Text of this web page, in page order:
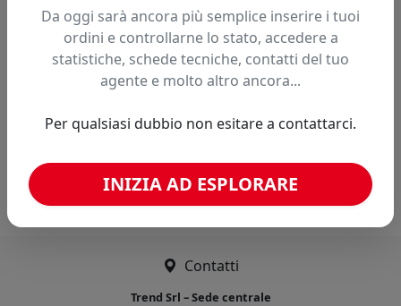
Hai trovato questo prodotto ad un prezzo più basso?
Fai una segnalazione
Confronta con articoli simili
Caricamento confronto...
Contatti
Trend Srl – Sede centrale
Da oggi sarà ancora più semplice inserire i tuoi
ordini e controllarne lo stato, accedere a
statistiche, schede tecniche, contatti del tuo
agente e molto altro ancora...
Per qualsiasi dubbio non esitare a contattarci.
INIZIA AD ESPLORARE